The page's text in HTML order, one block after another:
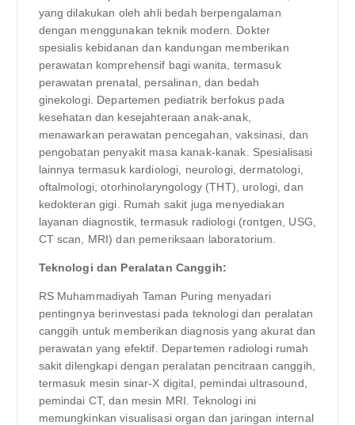
yang dilakukan oleh ahli bedah berpengalaman
dengan menggunakan teknik modern. Dokter
spesialis kebidanan dan kandungan memberikan
perawatan komprehensif bagi wanita, termasuk
perawatan prenatal, persalinan, dan bedah
ginekologi. Departemen pediatrik berfokus pada
kesehatan dan kesejahteraan anak-anak,
menawarkan perawatan pencegahan, vaksinasi, dan
pengobatan penyakit masa kanak-kanak. Spesialisasi
lainnya termasuk kardiologi, neurologi, dermatologi,
oftalmologi, otorhinolaryngology (THT), urologi, dan
kedokteran gigi. Rumah sakit juga menyediakan
layanan diagnostik, termasuk radiologi (rontgen, USG,
CT scan, MRI) dan pemeriksaan laboratorium.
Teknologi dan Peralatan Canggih:
RS Muhammadiyah Taman Puring menyadari
pentingnya berinvestasi pada teknologi dan peralatan
canggih untuk memberikan diagnosis yang akurat dan
perawatan yang efektif. Departemen radiologi rumah
sakit dilengkapi dengan peralatan pencitraan canggih,
termasuk mesin sinar-X digital, pemindai ultrasound,
pemindai CT, dan mesin MRI. Teknologi ini
memungkinkan visualisasi organ dan jaringan internal